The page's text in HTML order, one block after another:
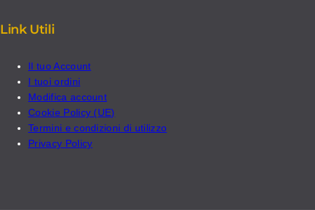
Link Utili
Il tuo Account
I tuoi ordini
Modifica account
Cookie Policy (UE)
Termini e condizioni di utilizzo
Privacy Policy